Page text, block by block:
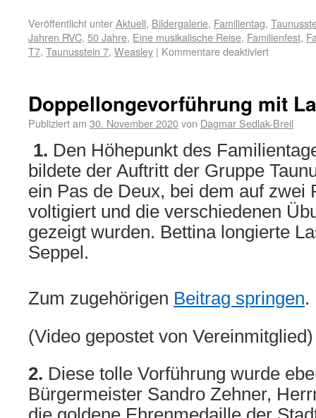
Veröffentlicht unterAktuell, Bildergalerie, Familientag,
Jahren RVC, 50 Jahre, Eine musikalische Reise, Familienfest,
T7, Taunusstein 7, Weasley | Kommentare deaktiviert
Doppellongevorführung mit
Publiziert am 30. November 2020von Dagmar Sedlak-Breil
1. Den Höhepunkt des
bildete der Auftritt der Gruppe
ein Pas de Deux, bei dem auf zwei
voltigiert und die verschiedenen
gezeigt wurden. Bettina longierte
Seppel.
Zum zugehörigen Beitrag springen.
(Video gepostet von Vereinmitglied)
2. Diese tolle Vorführung wurde
Bürgermeister Sandro Zehner,